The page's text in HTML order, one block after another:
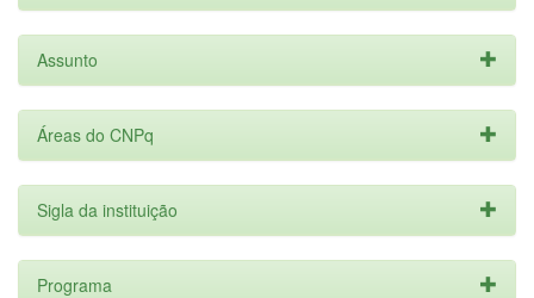
Assunto
Áreas do CNPq
Sigla da instituição
Programa